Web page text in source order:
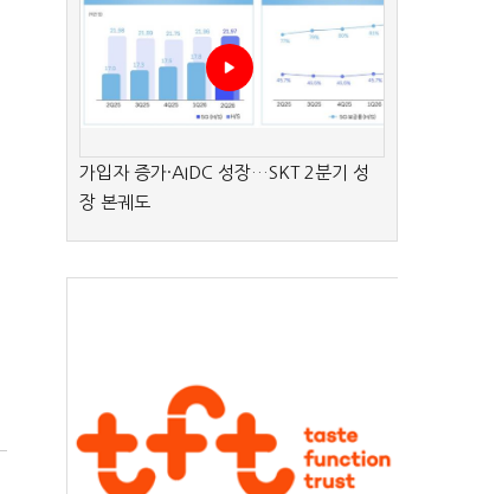
가입자 증가·AIDC 성장…SKT 2분기 성
장 본궤도